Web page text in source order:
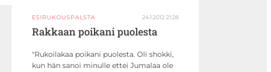
ESIRUKOUSPALSTA 24.1.2012 21:28
Rakkaan poikani puolesta
Rukoilakaa poikani puolesta. Oli shokki,
kun hän sanoi minulle ettei Jumalaa ole